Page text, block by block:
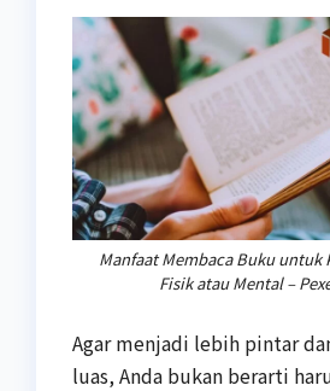
Manfaat Membaca Buku untuk
Fisik atau Mental –
Agar menjadi lebih pintar
luas, Anda bukan berarti